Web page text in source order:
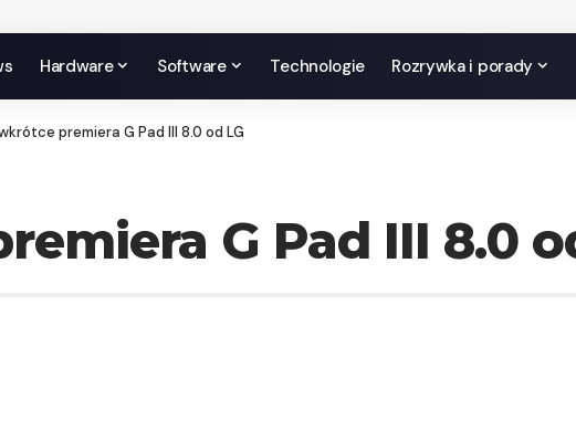
Hardware Software Technologie Rozrywka i porady
premiera G Pad III 8.0 od LG
G Pad III 8.0